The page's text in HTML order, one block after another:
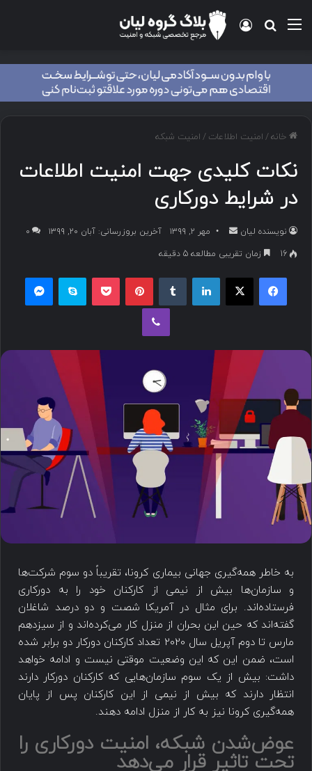
خانه/ امنیت اطلاعات / امنیت شبکه
نکات کلیدی جهت امنیت اطلاعات
در شرایط دورکاری
نویسنده لیان مهر ۲, ۱۳۹۹ آخرین بروزرسانی: آبان ۲۰, ۱۳۹۹
۰
16
زمان تقریبی مطالعه 5 دقیقه
به خاطر همه‌گیری جهانی بیماری کرونا، تقریباً دو سوم شرکت‌ها
و سازمان‌ها بیش از نیمی از کارکنان خود را به دورکاری
فرستاده‌اند. برای مثال در آمریکا شصت و دو درصد شاغلان
گفته‌اند که حین این بحران از منزل کار می‌کرده‌اند و از سیزدهم
مارس تا دوم آپریل سال 2020 تعداد کارکنان دورکار دو برابر شده
است، ضمن این که این وضعیت موقتی نیست و ادامه خواهد
داشت: بیش از یک سوم سازمان‌هایی که کارکنان دورکار دارند
انتظار دارند که بیش از نیمی از این کارکنان پس از پایان
همه‌گیری کرونا نیز به کار از منزل ادامه دهند.
عوض‌شدن شبکه، امنیت دورکاری را
تحت تاثیر قرار می‌دهد